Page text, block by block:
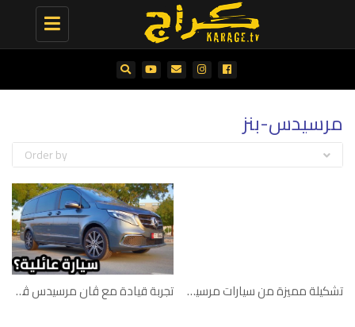
Toggle
navigation
مرسيدس-بنز
Order by
تجربة قيادة مع ڤان مرسيدس ڤي250 تشكيلة مميزة من سيارات مرسيدس-بنز الكلاسيكية